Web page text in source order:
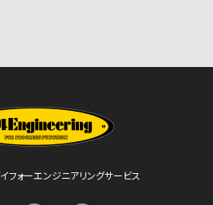
フォーエンジニアリングサービス